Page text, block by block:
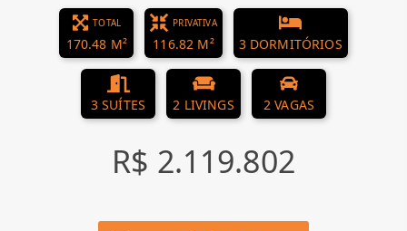
TOTAL
170.48 M²
PRIVATIVA
116.82 M² 3 DORMITÓRIOS
3 SUÍTES 2 LIVINGS 2 VAGAS
R$ 2.119.802